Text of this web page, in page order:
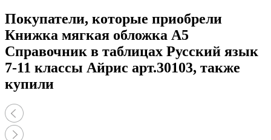
Покупатели, которые приобрели
Книжка мягкая обложка А5
Справочник в таблицах Русский язык
7-11 классы Айрис арт.30103, также
купили